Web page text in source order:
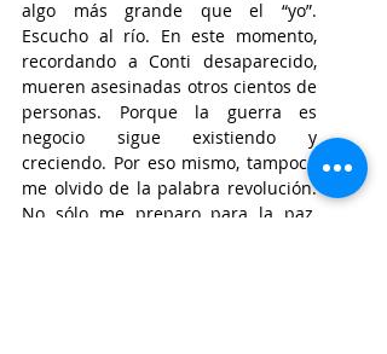
algo más grande que el “yo”.
Escucho al río. En este momento,
recordando a Conti desaparecido,
mueren asesinadas otros cientos de
personas. Porque la guerra es
negocio sigue existiendo y
creciendo. Por eso mismo, tampoco
me olvido de la palabra revolución.
No sólo me preparo para la paz,